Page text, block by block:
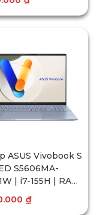
Graphics
WUXGA Cảm
ASUS Vivobook S
S5606MA-
| i7-155H | RAM
| 1TB SSD | Intel®
| 16 inch
₫